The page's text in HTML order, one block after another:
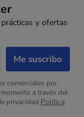
y ofertas
comerciales por
a través del
privacidad Política